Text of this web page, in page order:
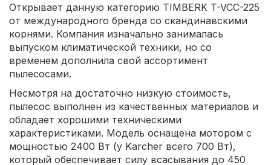
Открывает данную категорию TIMBERK T-VCC-225
от международного бренда со скандинавскими
корнями. Компания изначально занималась
выпуском климатической техники, но со
временем дополнила свой ассортимент
пылесосами.
Несмотря на достаточно низкую стоимость,
пылесос выполнен из качественных материалов и
обладает хорошими техническими
характеристиками. Модель оснащена мотором с
мощностью 2400 Вт (у Karcher всего 700 Вт),
который обеспечивает силу всасывания до 450